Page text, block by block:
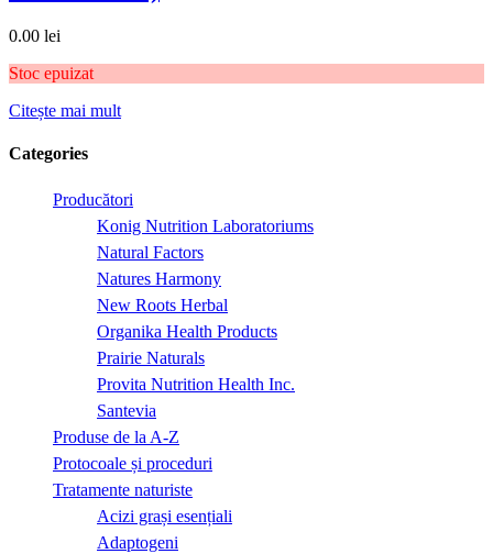
0.00 lei
Stoc epuizat
Citește mai mult
Categories
Producători
Konig Nutrition Laboratoriums
Natural Factors
Natures Harmony
New Roots Herbal
Organika Health Products
Prairie Naturals
Provita Nutrition Health Inc.
Santevia
Produse de la A-Z
Protocoale și proceduri
Tratamente naturiste
Acizi grași esențiali
Adaptogeni